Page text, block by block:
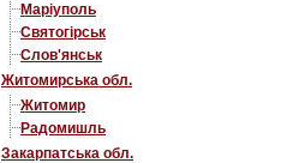
Маріуполь
Святогірськ
Слов'янськ
Житомирська обл.
Житомир
Радомишль
Закарпатська обл.